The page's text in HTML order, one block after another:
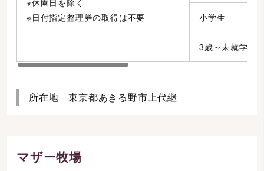
※日付指定整理券の取得は不要
小学生
3歳～未就学児
所在地 東京都あきる野市上代継
マザー牧場